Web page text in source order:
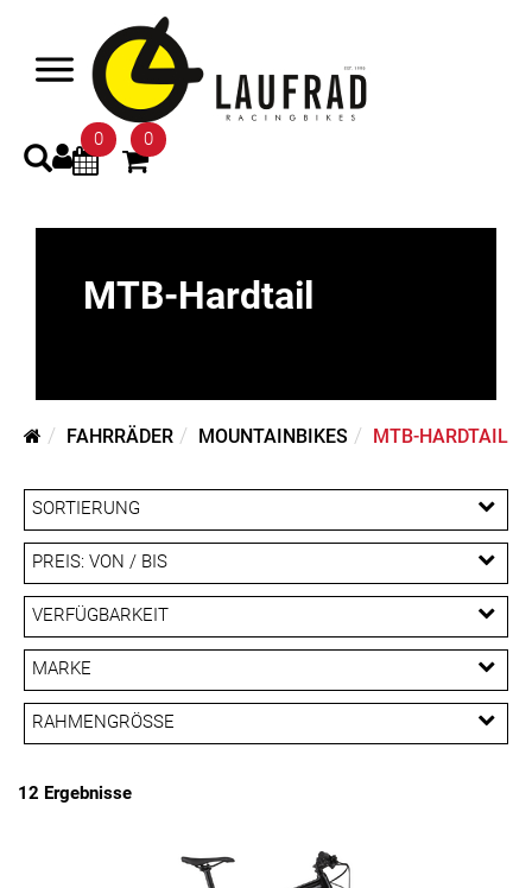
0 0
MTB-Hardtail
FAHRRÄDER MOUNTAINBIKES MTB-HARDTAIL
SORTIERUNG
PREIS: VON / BIS
EUR
EUR
PREISFILTER ANWENDEN
VERFÜGBARKEIT
MARKE
Cannondale Conway
Orbea
RAHMENGRÖSSE
12 Ergebnisse